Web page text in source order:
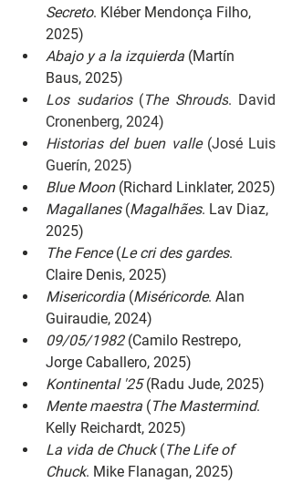
Secreto. Kléber Mendonça Filho,
2025)
Abajo y a la izquierda (Martín
Baus, 2025)
Los sudarios (The Shrouds. David
Cronenberg, 2024)
Historias del buen valle (José Luis
Guerín, 2025)
Blue Moon (Richard Linklater, 2025)
Magallanes (Magalhães. Lav Diaz,
2025)
The Fence (Le cri des gardes.
Claire Denis, 2025)
Misericordia (Miséricorde. Alan
Guiraudie, 2024)
09/05/1982 (Camilo Restrepo,
Jorge Caballero, 2025)
Kontinental '25 (Radu Jude, 2025)
Mente maestra (The Mastermind.
Kelly Reichardt, 2025)
La vida de Chuck (The Life of
Chuck. Mike Flanagan, 2025)